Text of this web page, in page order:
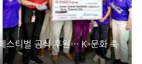
스티벌 공식 후원… K-문화 축